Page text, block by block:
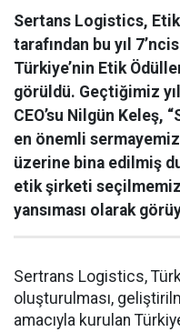
Sertans Logistics,
tarafından bu yıl
Türkiye’nin Etik
görüldü. Geçtiğimiz
CEO’su Nilgün Keleş,
en önemli
üzerine bina edilmiş
etik şirketi seçilmemizi
yansıması olarak
Sertrans Logistics,
oluşturulması,
amacıyla kurulan